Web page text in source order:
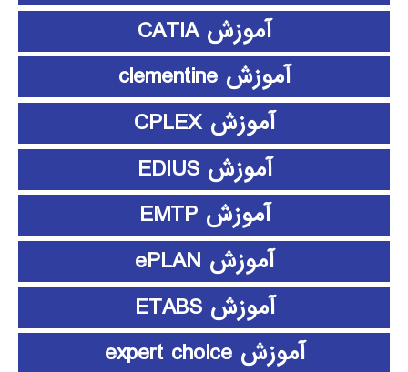
آموزش CATIA
آموزش clementine
آموزش CPLEX
آموزش EDIUS
آموزش EMTP
آموزش ePLAN
آموزش ETABS
آموزش expert choice